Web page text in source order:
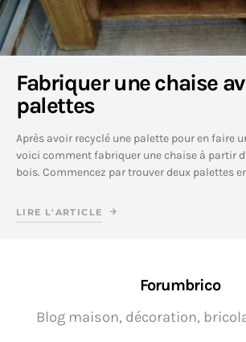
Fabriquer une chaise
palettes
Après avoir recyclé une palette pour en faire
voici comment fabriquer une chaise à partir
bois. Commencez par trouver deux palettes
LIRE L'ARTICLE
Forumbrico
Blog maison, décoration,